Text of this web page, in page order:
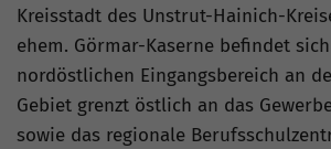
Kreisstadt des Unstrut-Hainich-
ehem. Görmar-Kaserne befindet
nordöstlichen Eingangsbereich an
Gebiet grenzt östlich an das
sowie das regionale